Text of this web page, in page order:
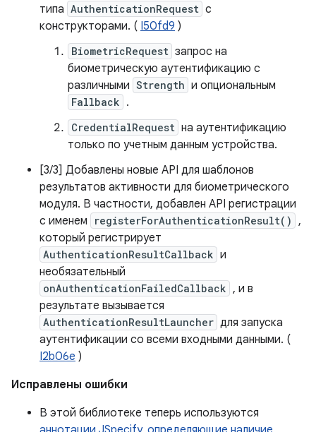
типа AuthenticationRequest с
конструкторами. ( I50fd9 )
BiometricRequest запрос на
биометрическую аутентификацию с
различными Strength и опциональным
Fallback .
CredentialRequest на аутентификацию
только по учетным данным устройства.
[3/3] Добавлены новые API для шаблонов
результатов активности для биометрического
модуля. В частности, добавлен API регистрации
с именем
registerForAuthenticationResult() ,
который регистрирует
AuthenticationResultCallback и
необязательный
onAuthenticationFailedCallback , и в
результате вызывается
AuthenticationResultLauncher для запуска
аутентификации со всеми входными данными. (
I2b06e )
Исправлены ошибки
В этой библиотеке теперь используются